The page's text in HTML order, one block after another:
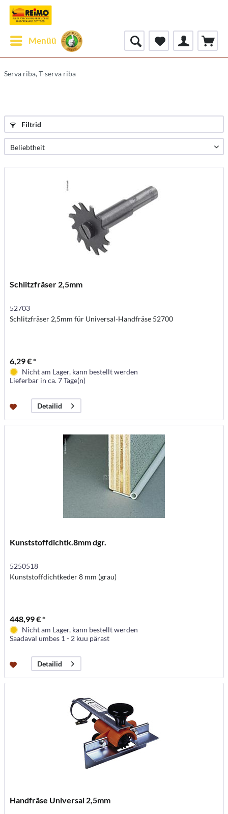
Menüü
Serva riba, T-serva riba
Filtrid
Schlitzfräser 2,5mm
52703
Schlitzfräser 2,5mm für Universal-Handfräse 52700
6,29 € *
Nicht am Lager, kann bestellt werden
Lieferbar in ca. 7 Tage(n)
Detailid
Kunststoffdichtk.8mm dgr.
5250518
Kunststoffdichtkeder 8 mm (grau)
448,99 € *
Nicht am Lager, kann bestellt werden
Saadaval umbes 1 - 2 kuu pärast
Detailid
Handfräse Universal 2,5mm